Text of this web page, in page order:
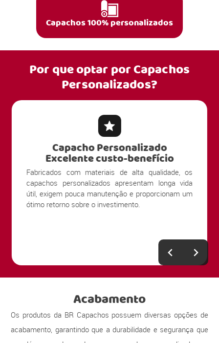
Capachos 100% personalizados
Por que optar porCapachos
Personalizados?
Capacho Personalizado
Excelente custo-benefício
Fabricados com materiais de alta qualidade, os
capachos personalizados apresentam longa vida
útil, exigem pouca manutenção e proporcionam um
ótimo retorno sobre o investimento.
Acabamento
Os produtos da BR Capachos possuem diversas opções de
acabamento, garantindo que a durabilidade e segurança que